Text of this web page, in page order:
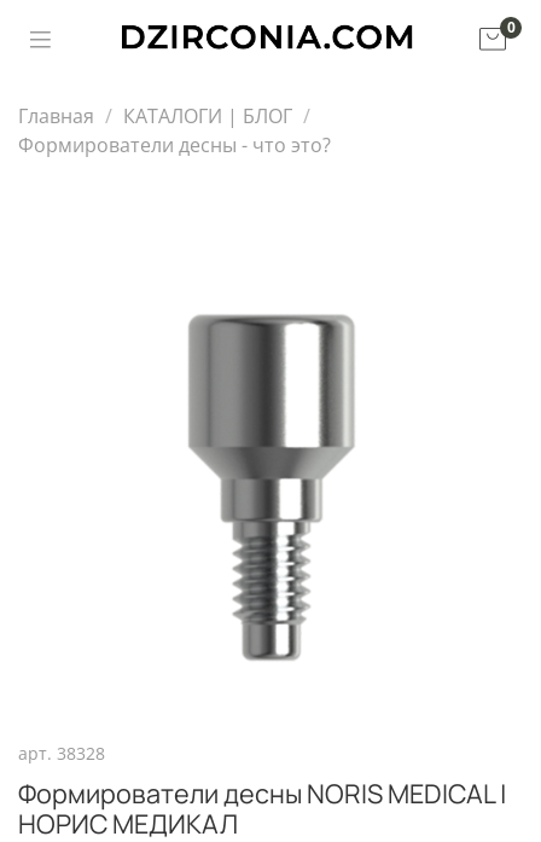
0
Главная
КАТАЛОГИ | БЛОГ
Формирователи десны - что это?
арт. 38328
Формирователи десны NORIS MEDICAL |
НОРИС МЕДИКАЛ